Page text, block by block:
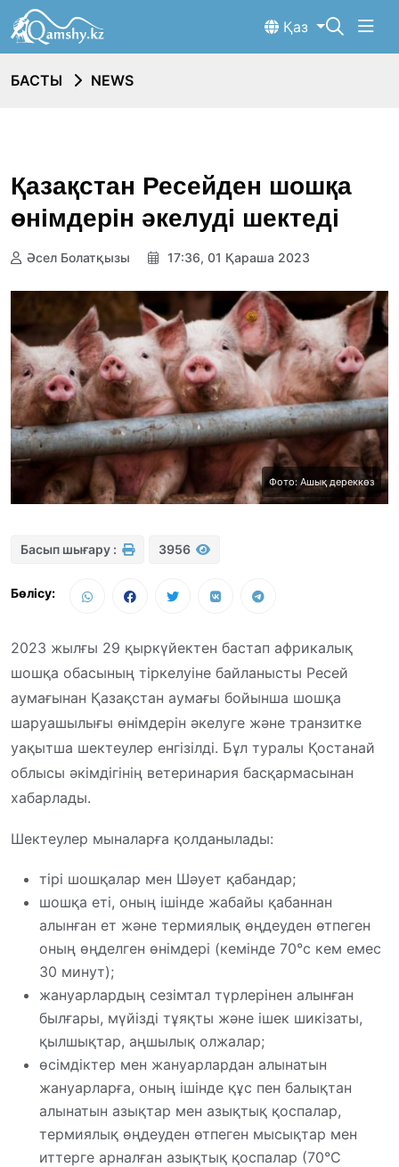
Қаз
БАСТЫ NEWS
Қазақстан Ресейден шошқа
өнімдерін әкелуді шектеді
Әсел Болатқызы 17:36, 01 Қараша 2023
Фото: Ашық дереккөз
Басып шығару : 3956
Бөлісу:
2023 жылғы 29 қыркүйектен бастап африкалық
шошқа обасының тіркелуіне байланысты Ресей
аумағынан Қазақстан аумағы бойынша шошқа
шаруашылығы өнімдерін әкелуге және транзитке
уақытша шектеулер енгізілді. Бұл туралы Қостанай
облысы әкімдігінің ветеринария басқармасынан
хабарлады.
Шектеулер мыналарға қолданылады:
тірі шошқалар мен Шәует қабандар;
шошқа еті, оның ішінде жабайы қабаннан
алынған ет және термиялық өңдеуден өтпеген
оның өңделген өнімдері (кемінде 70°с кем емес
30 минут);
жануарлардың сезімтал түрлерінен алынған
былғары, мүйізді тұяқты және ішек шикізаты,
қылшықтар, аңшылық олжалар;
өсімдіктер мен жануарлардан алынатын
жануарларға, оның ішінде құс пен балықтан
алынатын азықтар мен азықтық қоспалар,
термиялық өңдеуден өтпеген мысықтар мен
иттерге арналған азықтық қоспалар (70°С